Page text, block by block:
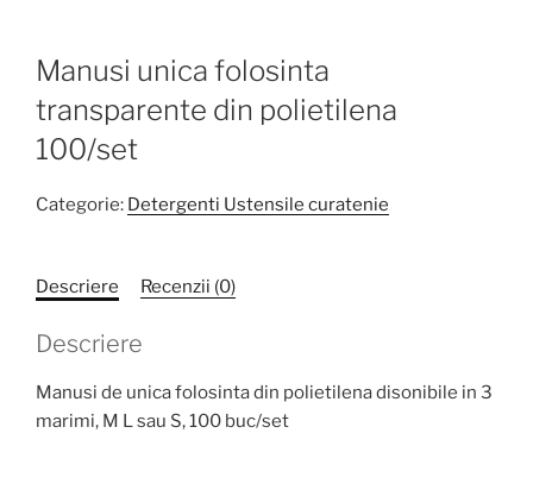
Manusi unica folosinta
transparente din polietilena
100/set
Categorie: Detergenti Ustensile curatenie
Descriere Recenzii (0)
Descriere
Manusi de unica folosinta din polietilena disonibile in 3
marimi, M L sau S, 100 buc/set